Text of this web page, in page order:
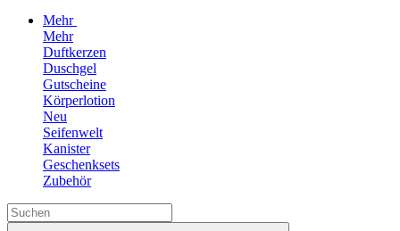
Mehr
Mehr
Duftkerzen
Duschgel
Gutscheine
Körperlotion
Neu
Seifenwelt
Kanister
Geschenksets
Zubehör